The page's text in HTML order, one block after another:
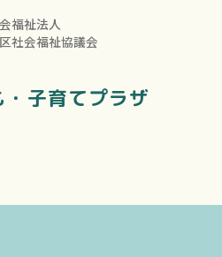
福祉法人
社会福祉協議会
子育てプラザ